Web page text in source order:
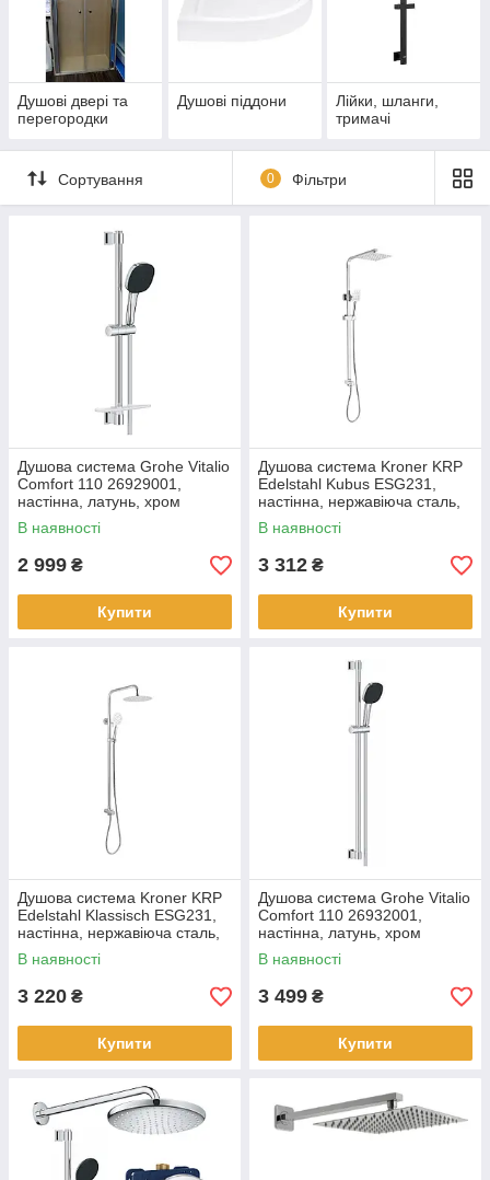
Душові двері та
перегородки
Душові піддони
Лійки, шланги,
тримачі
Сортування 0 Фільтри
Душова система Grohe Vitalio
Comfort 110 26929001,
настінна, латунь, хром
В наявності
2 999 ₴
Купити
Душова система Kroner KRP
Edelstahl Kubus ESG231,
настінна, нержавіюча сталь,
сталевий брашований
В наявності
3 312 ₴
Купити
Душова система Kroner KRP
Edelstahl Klassisch ESG231,
настінна, нержавіюча сталь,
сталевий брашований
В наявності
3 220 ₴
Купити
Душова система Grohe Vitalio
Comfort 110 26932001,
настінна, латунь, хром
В наявності
3 499 ₴
Купити